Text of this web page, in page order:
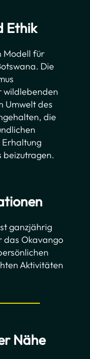
Ethik
Modell für
Die
wildlebenden
Umwelt des
die
Erhaltung
beizutragen.
ganzjährig
das Okavango
Aktivitäten
Nähe